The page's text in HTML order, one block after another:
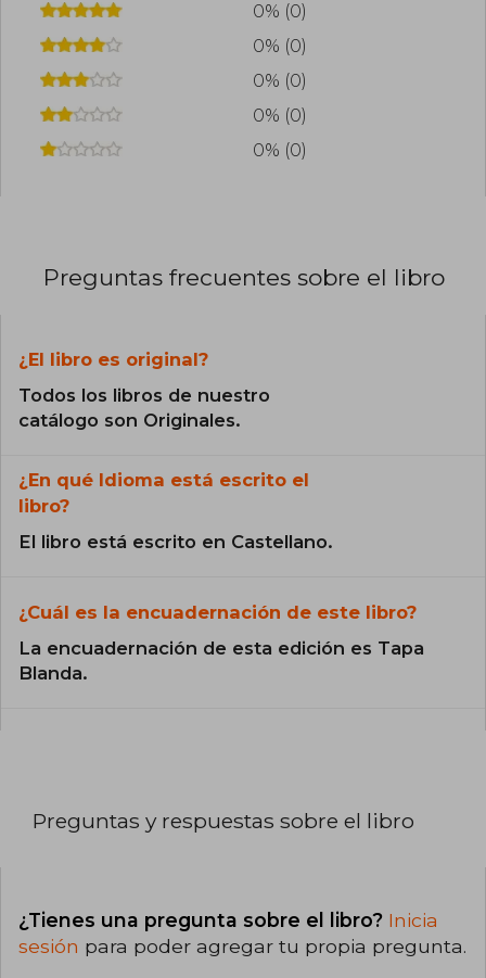
0% (0)
0% (0)
0% (0)
0% (0)
0% (0)
Preguntas frecuentes sobre el libro
¿El libro es original?
Todos los libros de nuestro
catálogo son Originales.
¿En qué Idioma está escrito el
libro?
El libro está escrito en Castellano.
¿Cuál es la encuadernación de este libro?
La encuadernación de esta edición es Tapa
Blanda.
Preguntas y respuestas sobre el libro
¿Tienes una pregunta sobre el libro? Inicia
sesión para poder agregar tu propia pregunta.